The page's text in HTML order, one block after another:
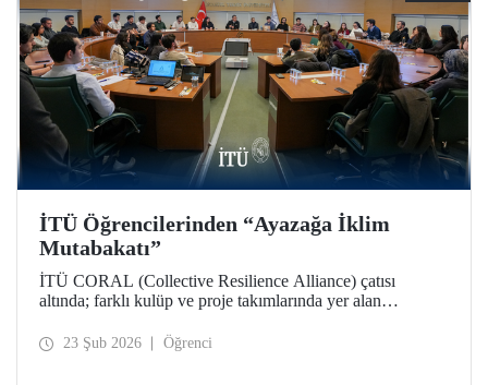
İTÜ Öğrencilerinden “Ayazağa İklim
Mutabakatı”
İTÜ CORAL (Collective Resilience Alliance) çatısı
altında; farklı kulüp ve proje takımlarında yer alan
bütünleşik bir yaklaşımla ele alındığı COP31 Komisyonu
23 Şub 2026 Öğrenci